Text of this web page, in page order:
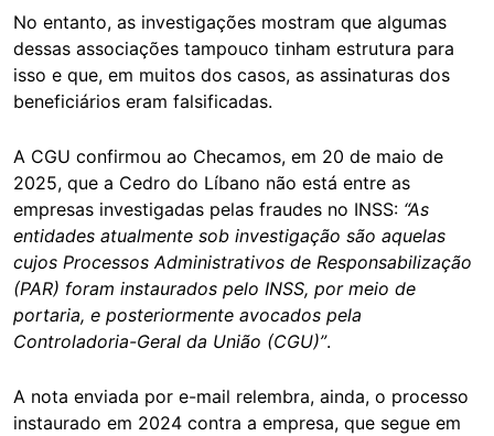
No entanto, as investigações mostram que algumas
dessas associações tampouco tinham estrutura para
isso e que, em muitos dos casos, as assinaturas dos
beneficiários eram falsificadas.
A CGU confirmou ao Checamos, em 20 de maio de
2025, que a Cedro do Líbano não está entre as
empresas investigadas pelas fraudes no INSS: “As
entidades atualmente sob investigação são aquelas
cujos Processos Administrativos de Responsabilização
(PAR) foram instaurados pelo INSS, por meio de
portaria, e posteriormente avocados pela
Controladoria-Geral da União (CGU)”.
A nota enviada por e-mail relembra, ainda, o processo
instaurado em 2024 contra a empresa, que segue em